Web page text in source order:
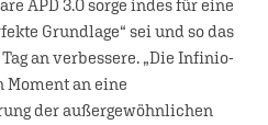
APD 3.0 sorge indes für eine
Grundlage“ sei und so das
an verbessere. „Die Infinio-
an eine
der außergewöhnlichen